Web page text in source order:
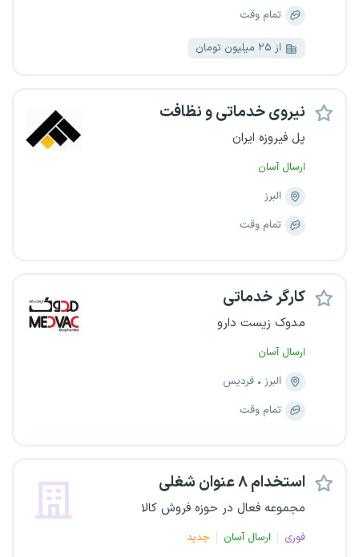
تمام وقت
از ۲۵ میلیون تومان
نیروی خدماتی و نظافت
پل فیروزه ایران
ارسال آسان
البرز
تمام وقت
کارگر خدماتی
مدوک زیست دارو
ارسال آسان
البرز
فردیس
تمام وقت
استخدام ۸ عنوان شغلی
مجموعه فعال در حوزه فروش کالا
فوری ارسال آسان
جدید